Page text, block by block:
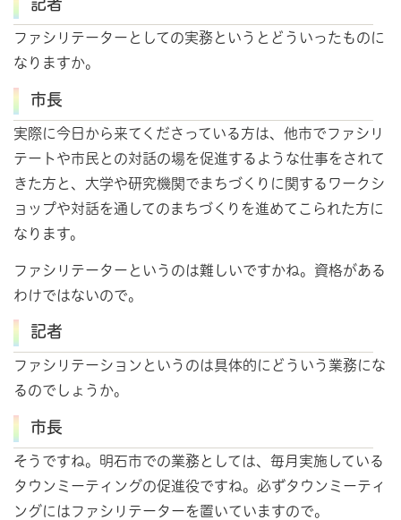
記者
ファシリテーターとしての実務というとどういったものに
なりますか。
市長
実際に今日から来てくださっている方は、他市でファシリ
テートや市民との対話の場を促進するような仕事をされて
きた方と、大学や研究機関でまちづくりに関するワークシ
ョップや対話を通してのまちづくりを進めてこられた方に
なります。
ファシリテーターというのは難しいですかね。資格がある
わけではないので。
記者
ファシリテーションというのは具体的にどういう業務にな
るのでしょうか。
市長
そうですね。明石市での業務としては、毎月実施している
タウンミーティングの促進役ですね。必ずタウンミーティ
ングにはファシリテーターを置いていますので。